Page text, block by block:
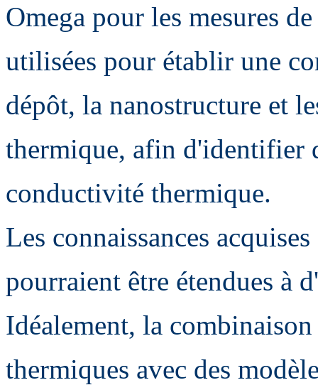
Omega pour les mesures
utilisées pour établir une
dépôt, la nanostructure et
thermique, afin d'identifier
conductivité thermique.
Les connaissances
pourraient être étendues à
Idéalement, la
thermiques avec des